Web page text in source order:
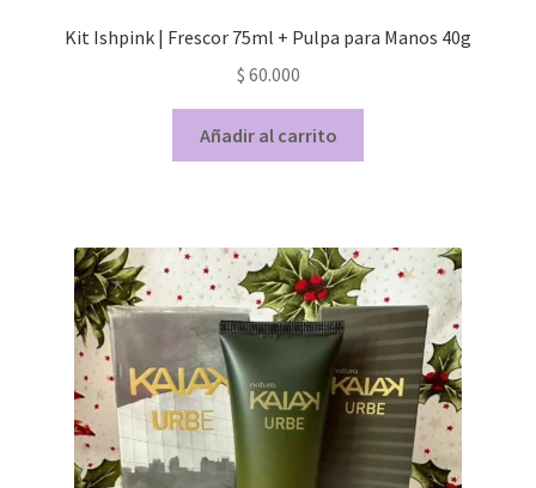
Kit Ishpink | Frescor 75ml + Pulpa para Manos 40g
$ 60.000
Añadir al carrito